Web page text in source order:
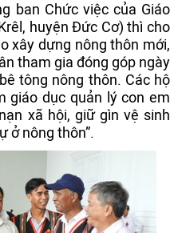
ban Chức việc của Giáo
huyện Đức Cơ) thì cho
xây dựng nông thôn mới,
tham gia đóng góp ngày
tông nông thôn. Các hộ
giáo dục quản lý con em
xã hội, giữ gìn vệ sinh
ở nông thôn”.